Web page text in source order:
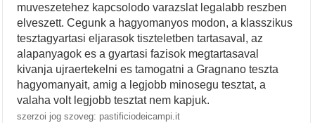
muveszetehez kapcsolodo varazslat legalabb reszben
elveszett. Cegunk a hagyomanyos modon, a klasszikus
tesztagyartasi eljarasok tiszteletben tartasaval, az
alapanyagok es a gyartasi fazisok megtartasaval
kivanja ujraertekelni es tamogatni a Gragnano teszta
hagyomanyait, amig a legjobb minosegu tesztat, a
valaha volt legjobb tesztat nem kapjuk.
szerzoi jog szoveg: pastificiodeicampi.it